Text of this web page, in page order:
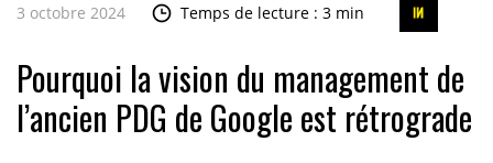
3 octobre 2024 Temps de lecture : 3 min
Pourquoi la vision du management de
l’ancien PDG de Google est rétrograde